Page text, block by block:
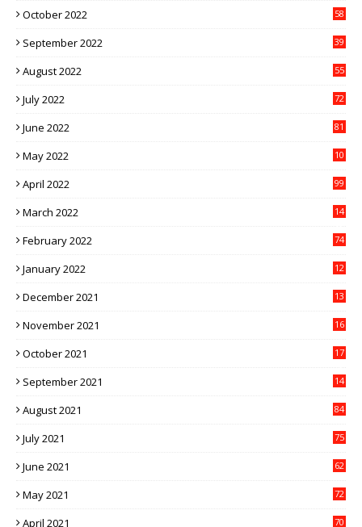
October 2022 58
September 2022 39
August 2022 55
July 2022 72
June 2022 81
May 2022
10
April 2022 99
March 2022
14
February 2022 74
January 2022
12
December 2021
13
November 2021
16
October 2021
17
September 2021
14
August 2021 84
July 2021 75
June 2021 62
May 2021 72
April 2021 70